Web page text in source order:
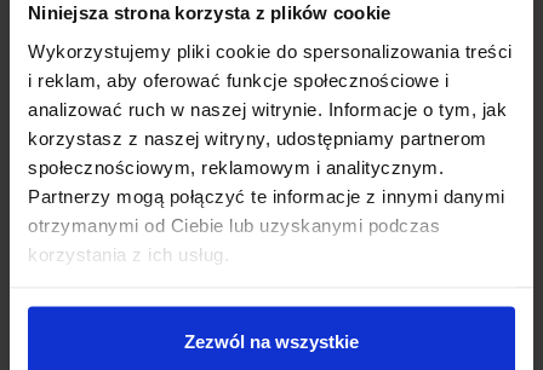
Niniejsza strona korzysta z plików cookie
Wykorzystujemy pliki cookie do spersonalizowania treści
i reklam, aby oferować funkcje społecznościowe i
analizować ruch w naszej witrynie. Informacje o tym, jak
korzystasz z naszej witryny, udostępniamy partnerom
społecznościowym, reklamowym i analitycznym.
Partnerzy mogą połączyć te informacje z innymi danymi
otrzymanymi od Ciebie lub uzyskanymi podczas
korzystania z ich usług.
Zezwól na wszystkie